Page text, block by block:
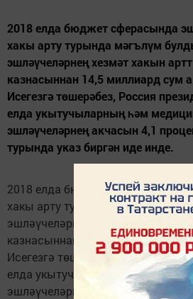
2018 елда бюджет сферасында
хакы арту турында мәгълүм
эшләүчеләрнең хезмәт хакын
казнасыннан 14,5 миллиард сум
Исегезгә төшерәбез, Россия
елда укытучыларның һәм
эшләүчеләрнең акчасын 4,1
турында указ биргән иде инде.
2018 елда бюджет сферасында
хакы арту турында мәгълүм
эшләүчеләрнең хезмәт хакын
казнасыннан 14,5 миллиард сум
Исегезгә төшерәбез, Россия
елда укытучыларның һәм
эшләүчеләрнең акчасын 4,1